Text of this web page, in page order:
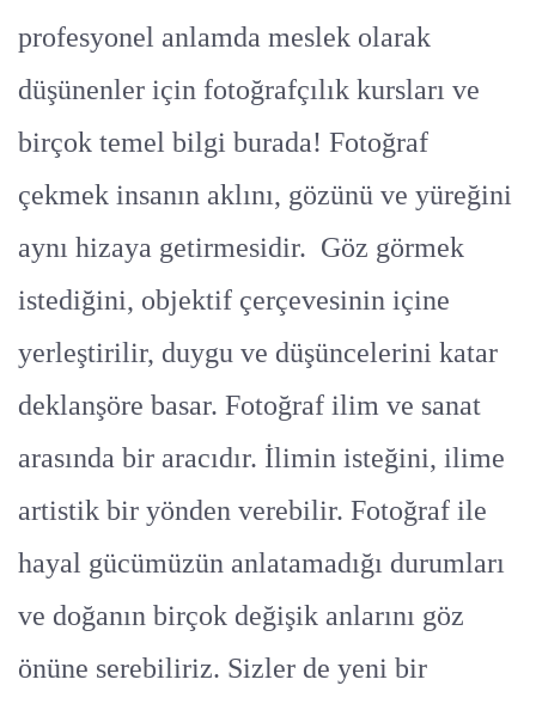
profesyonel anlamda meslek olarak
düşünenler için fotoğrafçılık kursları ve
birçok temel bilgi burada! Fotoğraf
çekmek insanın aklını, gözünü ve yüreğini
aynı hizaya getirmesidir. Göz görmek
istediğini, objektif çerçevesinin içine
yerleştirilir, duygu ve düşüncelerini katar
deklanşöre basar. Fotoğraf ilim ve sanat
arasında bir aracıdır. İlimin isteğini, ilime
artistik bir yönden verebilir. Fotoğraf ile
hayal gücümüzün anlatamadığı durumları
ve doğanın birçok değişik anlarını göz
önüne serebiliriz. Sizler de yeni bir